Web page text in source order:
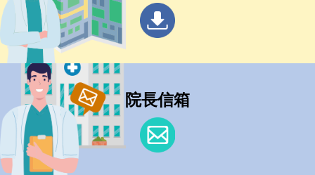
院長信箱